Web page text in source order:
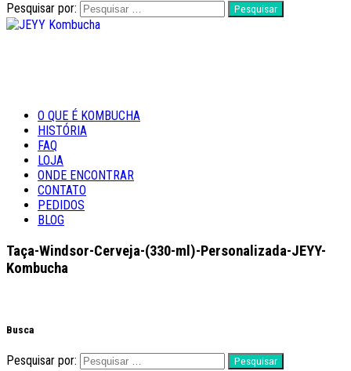
Pesquisar por:
JEYY Kombucha
Feito com Amor
O QUE É KOMBUCHA
HISTÓRIA
FAQ
LOJA
ONDE ENCONTRAR
CONTATO
PEDIDOS
BLOG
Taça-Windsor-Cerveja-(330-ml)-Personalizada-JEYY-
Kombucha
Busca
Pesquisar por: